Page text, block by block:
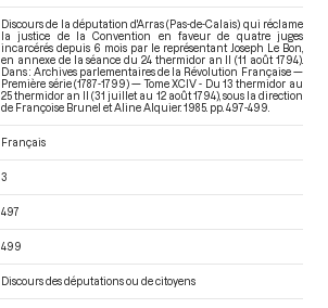
Discours de la députation d'Arras (Pas-de-Calais) qui réclame
la justice de la Convention en faveur de quatre juges
incarcérés depuis 6 mois par le représentant Joseph Le Bon,
en annexe de la séance du 24 thermidor an II (11 août 1794).
Dans : Archives parlementaires de la Révolution Française —
Première série (1787-1799) — Tome XCIV - Du 13 thermidor au
25 thermidor an II (31 juillet au 12 août 1794), sous la direction
de Françoise Brunel et Aline Alquier. 1985. pp. 497-499.
Français
3
497
499
Discours des députations ou de citoyens